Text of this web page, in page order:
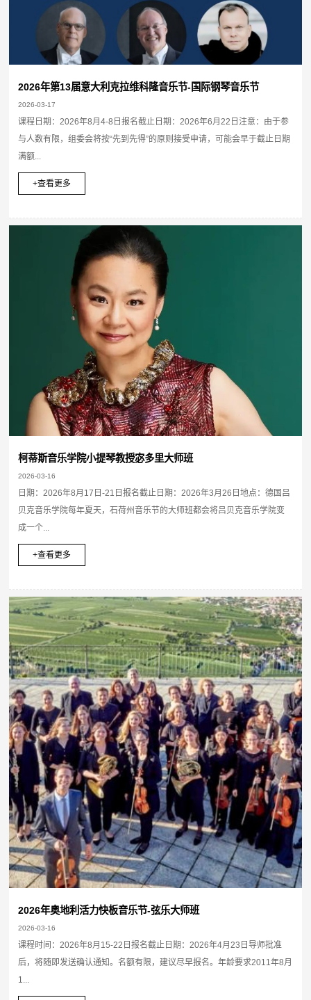
2026年第13届意大利克拉维科隆音乐节-国际钢琴音乐节
2026-03-17
课程日期：2026年8月4-8日报名截止日期：2026年6月22日注意：由于参
与人数有限，组委会将按“先到先得”的原则接受申请，可能会早于截止日期
满额...
+查看更多
柯蒂斯音乐学院小提琴教授宓多里大师班
2026-03-16
日期：2026年8月17日-21日报名截止日期：2026年3月26日地点：德国吕
贝克音乐学院每年夏天，石荷州音乐节的大师班都会将吕贝克音乐学院变
成一个...
+查看更多
2026年奥地利活力快板音乐节-弦乐大师班
2026-03-16
课程时间：2026年8月15-22日报名截止日期：2026年4月23日导师批准
后，将随即发送确认通知。名额有限，建议尽早报名。年龄要求2011年8月
1...